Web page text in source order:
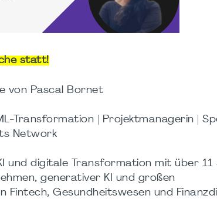
statt!
von Pascal Bornet
Transformation | Projektmanagerin |
Network
und digitale Transformation mit über
generativer KI und großen
Fintech, Gesundheitswesen und